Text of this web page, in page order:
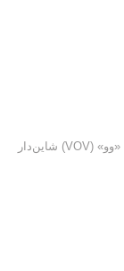
سایه چشم تک رنگ وو VOV سایه چشم تک رنگ و براق «وو» (VOV) شاین‌دار